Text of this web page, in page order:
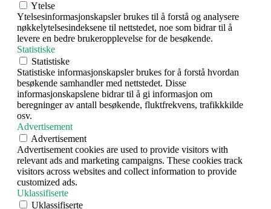
Ytelse
Ytelsesinformasjonskapsler brukes til å forstå og analysere
nøkkelytelsesindeksene til nettstedet, noe som bidrar til å
levere en bedre brukeropplevelse for de besøkende.
Statistiske
Statistiske
Statistiske informasjonskapsler brukes for å forstå hvordan
besøkende samhandler med nettstedet. Disse
informasjonskapslene bidrar til å gi informasjon om
beregninger av antall besøkende, fluktfrekvens, trafikkkilde
osv.
Advertisement
Advertisement
Advertisement cookies are used to provide visitors with
relevant ads and marketing campaigns. These cookies track
visitors across websites and collect information to provide
customized ads.
Uklassifiserte
Uklassifiserte